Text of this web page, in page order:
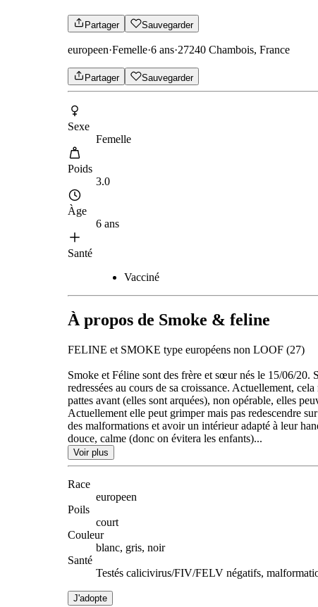
Partager Sauvegarder
europeen·Femelle·6 ans·27240 Chambois, France
Partager Sauvegarder
Sexe
Femelle
Poids
3.0
Àge
6 ans
Santé
Vacciné
À propos de Smoke & feline
FELINE et SMOKE type européens non LOOF (27)
Smoke et Féline sont des frère et sœur nés le 15/06/20.
redressées au cours de sa croissance. Actuellement,
pattes avant (elles sont arquées), non opérable, elles
Actuellement elle peut grimper mais pas redescendre
des malformations et avoir un intérieur adapté à leur
douce, calme (donc on évitera les enfants)...
Voir plus
Race
europeen
Poils
court
Couleur
blanc, gris, noir
Santé
Testés calicivirus/FIV/FELV négatifs,
J'adopte